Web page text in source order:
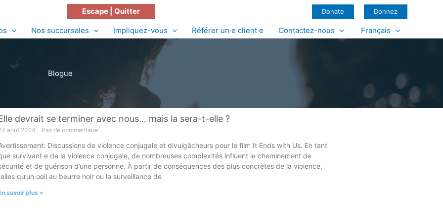
Escape | Quitter Donate Donnez
Nos succursales Impliquez-vous Référer un·e client·e Contactez-nous Français
Blogue
devrait se terminer avec nous… mais la sera-t-elle ?
août 2024 Pas de commentaire
Discussions de violence conjugale et divulgâcheurs pour le film It Ends with Us. En tant
survivant·e de la violence conjugale, de nombreuses complexités influent le cheminement de
et de guérison d’une personne. À partir de conséquences des plus concrètes de la violence,
qu’un oeil au beurre noir ou la surveillance de
savoir plus »